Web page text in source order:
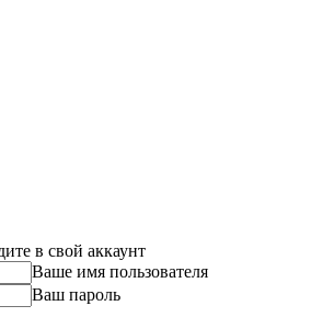
в свой аккаунт
Ваше имя пользователя
Ваш пароль